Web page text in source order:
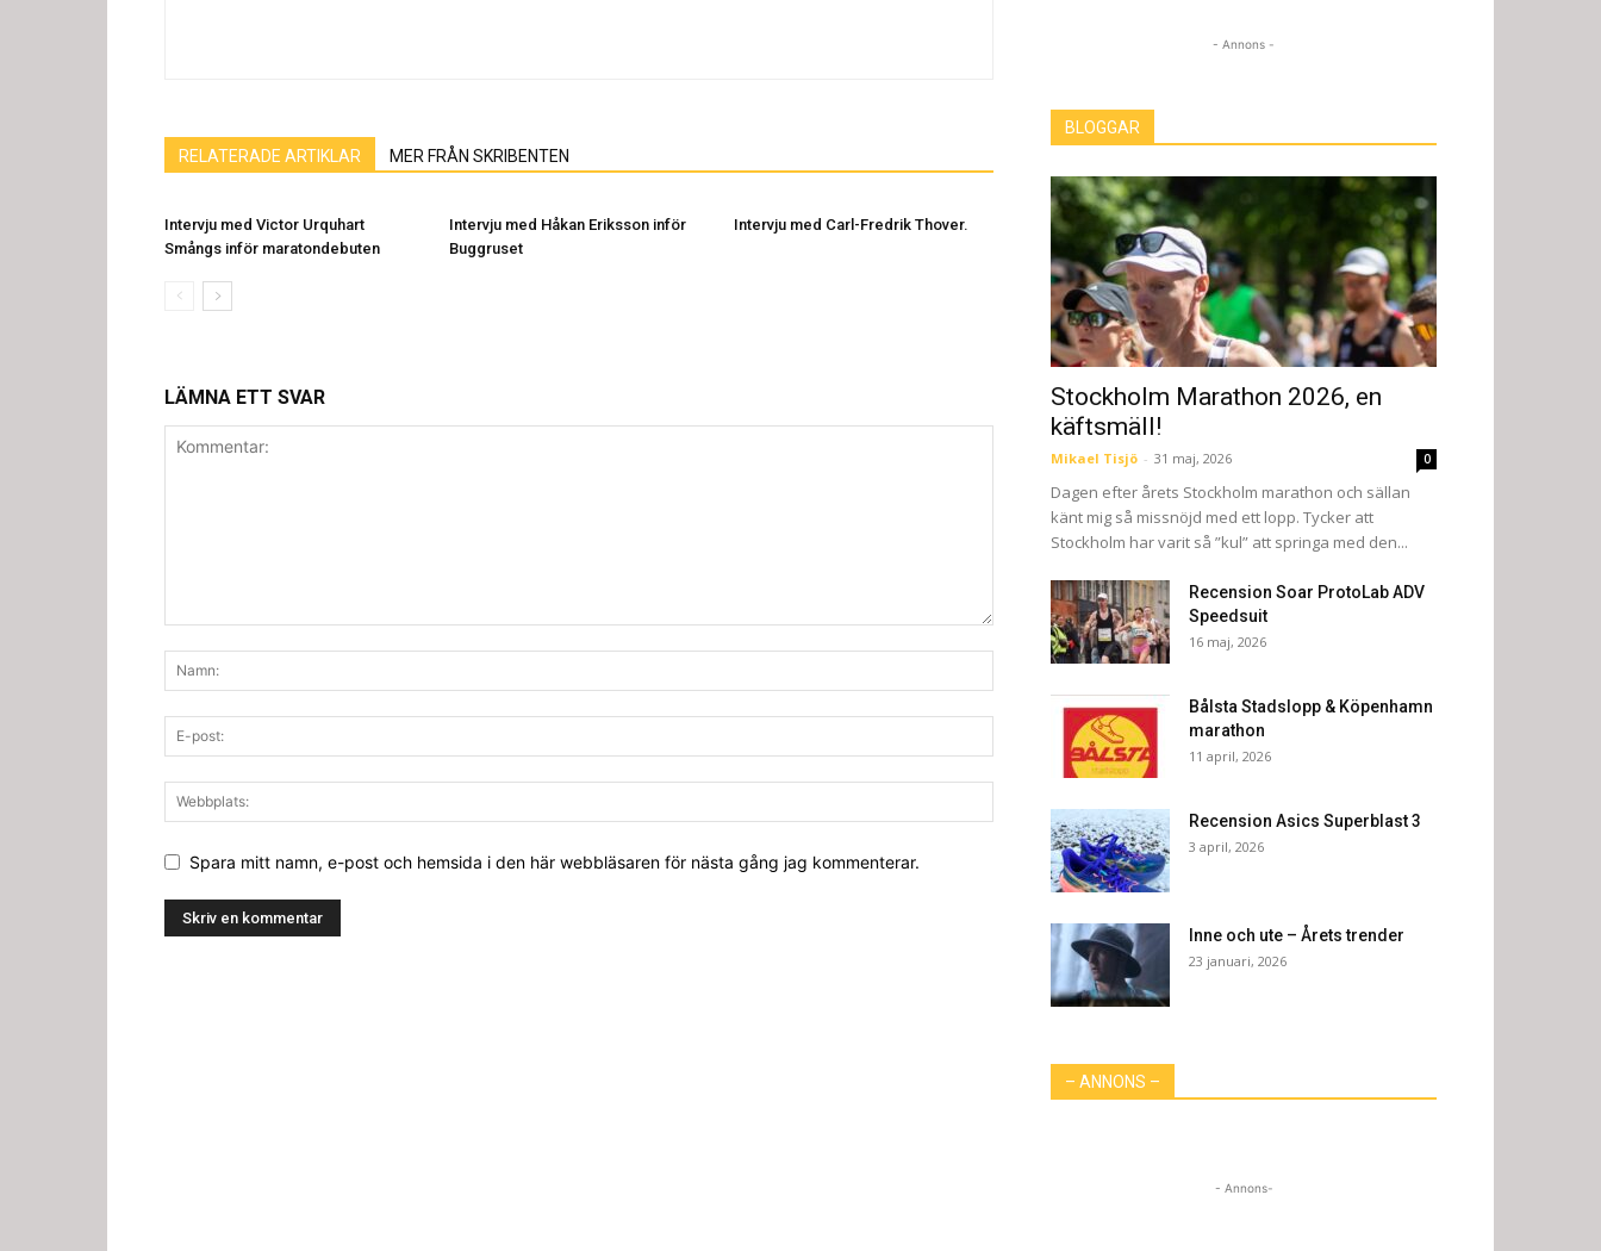
RELATERADE ARTIKLAR MER FRÅN SKRIBENTEN
Intervju med Victor Urquhart
Smångs inför maratondebuten
Intervju med Håkan Eriksson inför
Buggruset
Intervju med Carl-Fredrik Thover.
LÄMNA ETT SVAR
Spara mitt namn, e-post och hemsida i den här webbläsaren för nästa gång jag kommenterar.
- Annons -
BLOGGAR
Stockholm Marathon 2026, en
käftsmäll!
Mikael Tisjö - 31 maj, 2026 0
Dagen efter årets Stockholm marathon och sällan
känt mig så missnöjd med ett lopp. Tycker att
Stockholm har varit så ”kul” att springa med den...
Recension Soar ProtoLab ADV
Speedsuit
16 maj, 2026
Bålsta Stadslopp & Köpenhamn
marathon
11 april, 2026
Recension Asics Superblast 3
3 april, 2026
Inne och ute – Årets trender
23 januari, 2026
– ANNONS –
- Annons-